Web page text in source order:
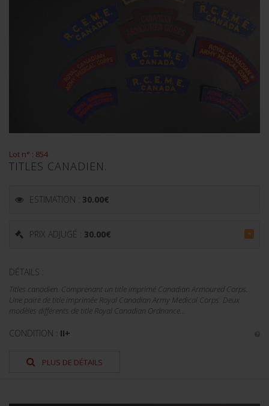
Lot n° : 854
TITLES CANADIEN.
ESTIMATION : 30.00€
PRIX ADJUGÉ : 30.00€ =
DÉTAILS :
Titles canadien. Comprenant un title imprimé Canadian Armoured Corps.
Une paire de title imprimée Royal Canadian Army Medical Corps. Deux
modèles différents de title Royal Canadian Ordnance...
CONDITION : II+
PLUS DE DÉTAILS